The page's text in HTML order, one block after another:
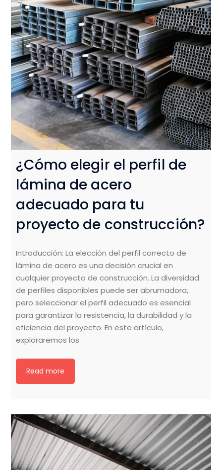
¿Cómo elegir el perfil de
lámina de acero
adecuado para tu
proyecto de construcción?
Introducción: La elección del perfil correcto de
lámina de acero es una decisión crucial en
cualquier proyecto de construcción. La diversidad
de perfiles disponibles puede ser abrumadora,
pero seleccionar el perfil adecuado es esencial
para garantizar la resistencia, la durabilidad y la
eficiencia del proyecto. En este artículo,
exploraremos los
Read more